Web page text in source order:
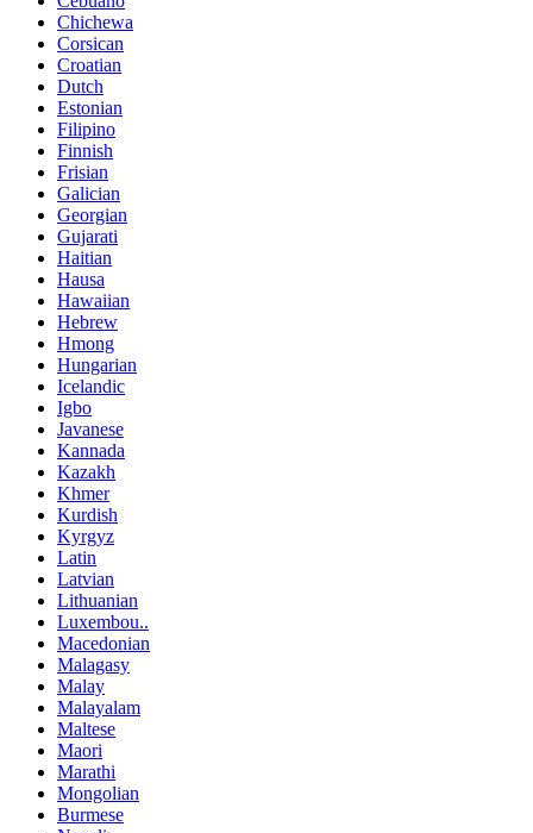
Chichewa
Corsican
Croatian
Dutch
Estonian
Filipino
Finnish
Frisian
Galician
Georgian
Gujarati
Haitian
Hausa
Hawaiian
Hebrew
Hmong
Hungarian
Icelandic
Igbo
Javanese
Kannada
Kazakh
Khmer
Kurdish
Kyrgyz
Latin
Latvian
Lithuanian
Luxembou..
Macedonian
Malagasy
Malay
Malayalam
Maltese
Maori
Marathi
Mongolian
Burmese